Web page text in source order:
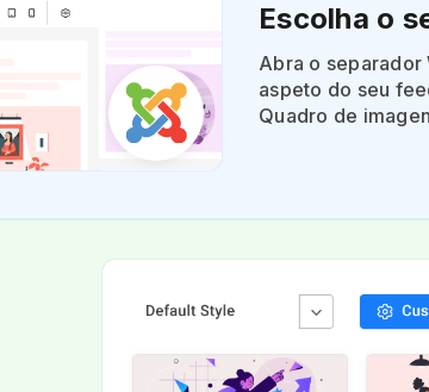
Escolha o
Abra o separador
aspeto do seu
Quadro de